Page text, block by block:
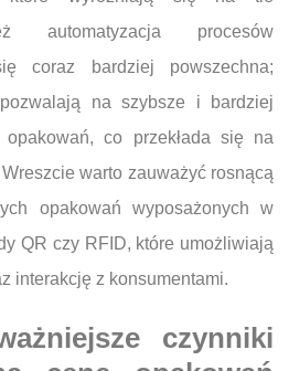
automatyzacja procesów
coraz bardziej powszechna;
na szybsze i bardziej
opakowań, co przekłada się na
warto zauważyć rosnącą
opakowań wyposażonych w
QR czy RFID, które umożliwiają
interakcję z konsumentami.
czynniki